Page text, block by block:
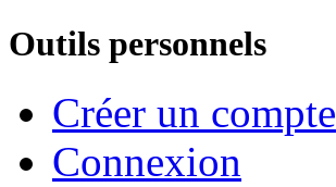
Outils personnels
Créer un compte
Connexion